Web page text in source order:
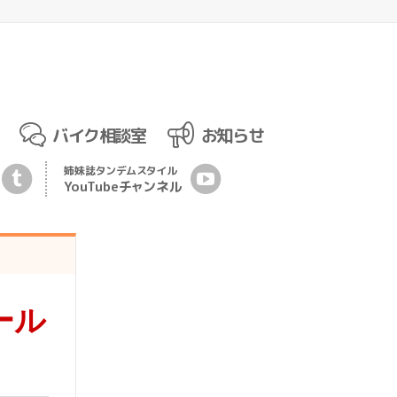
バイク相談室 お知らせ
姉妹誌タンデムスタイル
YouTubeチャンネル
ル